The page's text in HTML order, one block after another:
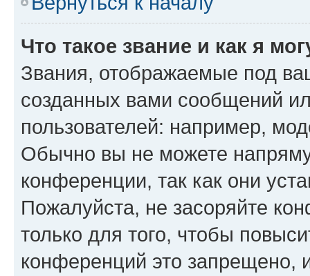
Что такое звание и как я
Звания, отображаемые под
созданных вами сообщений
пользователей: например,
Обычно вы не можете
конференции, так как они
Пожалуйста, не засоряйте
только для того, чтобы
конференций это запрещено,